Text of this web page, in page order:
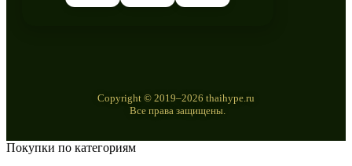
Copyright © 2019–2026 thaihype.ru
Все права защищены.
Покупки по категориям